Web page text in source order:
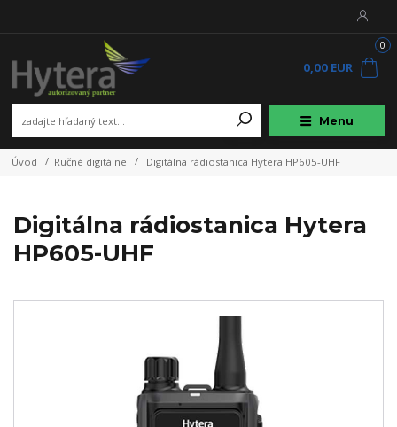
Menu
0
0,00 EUR
Úvod Ručné digitálne Digitálna rádiostanica Hytera HP605-UHF
Digitálna rádiostanica Hytera
HP605-UHF